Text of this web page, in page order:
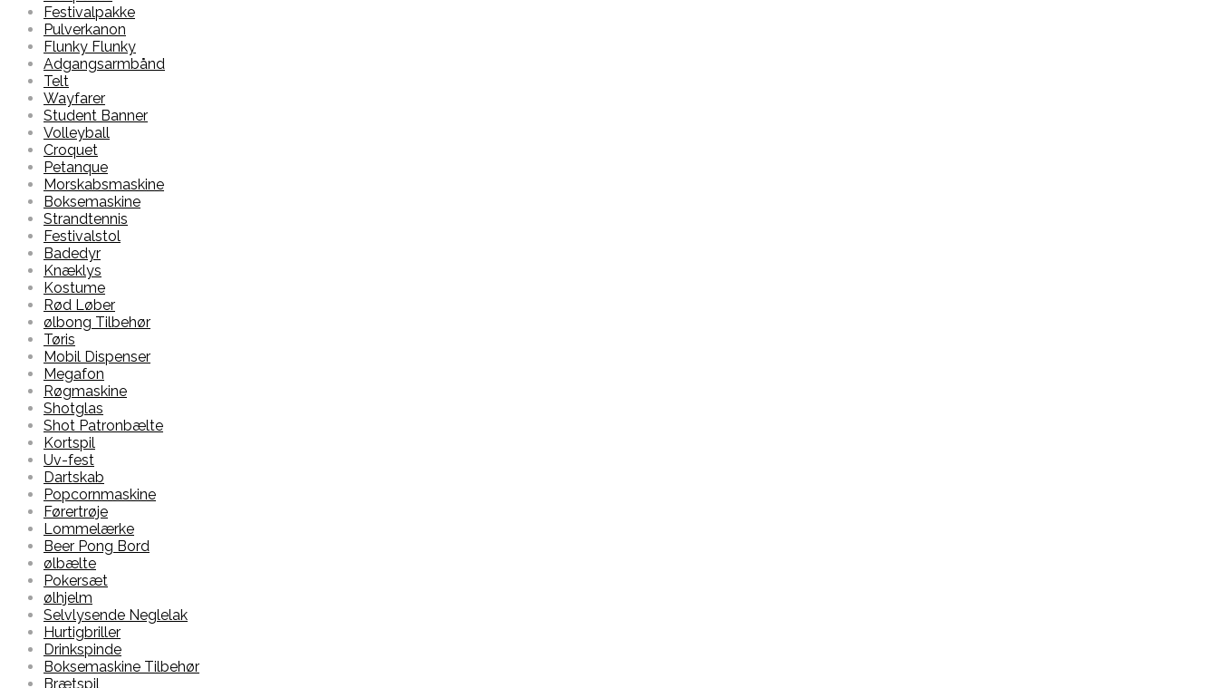
Festivalpakke
Pulverkanon
Flunky Flunky
Adgangsarmbånd
Telt
Wayfarer
Student Banner
Volleyball
Croquet
Petanque
Morskabsmaskine
Boksemaskine
Strandtennis
Festivalstol
Badedyr
Knæklys
Kostume
Rød Løber
ølbong Tilbehør
Tøris
Mobil Dispenser
Megafon
Røgmaskine
Shotglas
Shot Patronbælte
Kortspil
Uv-fest
Dartskab
Popcornmaskine
Førertrøje
Lommelærke
Beer Pong Bord
ølbælte
Pokersæt
ølhjelm
Selvlysende Neglelak
Hurtigbriller
Drinkspinde
Boksemaskine Tilbehør
Brætspil